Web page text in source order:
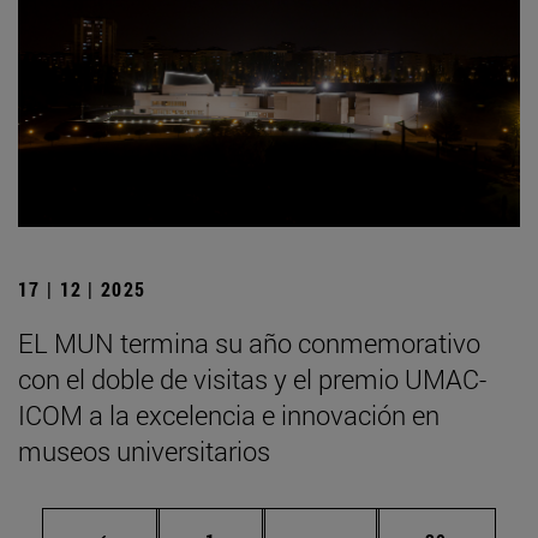
17 | 12 | 2025
EL MUN termina su año conmemorativo
con el doble de visitas y el premio UMAC-
ICOM a la excelencia e innovación en
museos universitarios